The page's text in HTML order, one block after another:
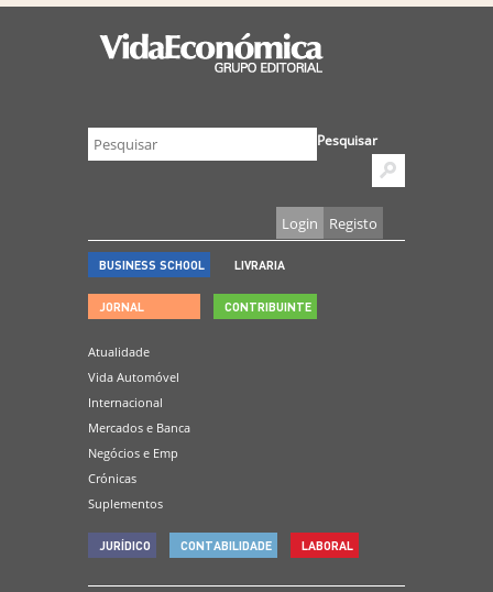
Pesquisar
Login Registo
BUSINESS SCHOOL LIVRARIA
JORNAL
Atualidade
Vida Automóvel
Internacional
Mercados e Banca
Negócios e Emp
Crónicas
Suplementos
CONTRIBUINTE
JURÍDICO CONTABILIDADE LABORAL